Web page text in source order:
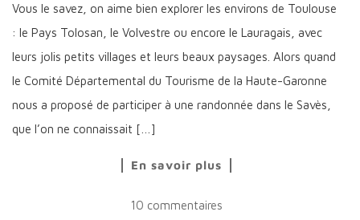
Vous le savez, on aime bien explorer les environs de Toulouse
: le Pays Tolosan, le Volvestre ou encore le Lauragais, avec
leurs jolis petits villages et leurs beaux paysages. Alors quand
le Comité Départemental du Tourisme de la Haute-Garonne
nous a proposé de participer à une randonnée dans le Savès,
que l’on ne connaissait […]
En savoir plus
10 commentaires